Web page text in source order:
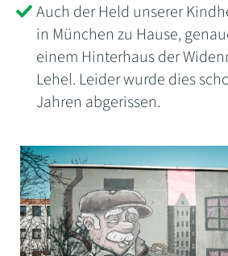
Auch der Held unserer
in München zu Hause,
einem Hinterhaus der
Lehel. Leider wurde dies
Jahren abgerissen.